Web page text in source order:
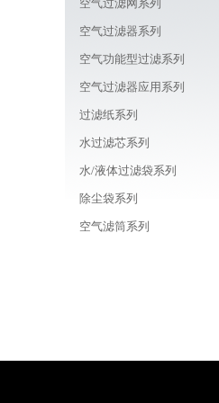
空气过滤网系列
空气过滤器系列
空气功能型过滤系列
空气过滤器应用系列
过滤纸系列
水过滤芯系列
水/液体过滤袋系列
除尘袋系列
空气滤筒系列